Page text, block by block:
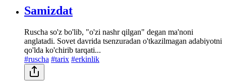
Samizdat
Ruscha so'z bo'lib, "o'zi nashr qilgan" degan ma'noni
anglatadi. Sovet davrida tsenzuradan o'tkazilmagan adabiyotni
qo'lda ko'chirib tarqati...
#ruscha #tarix #erkinlik